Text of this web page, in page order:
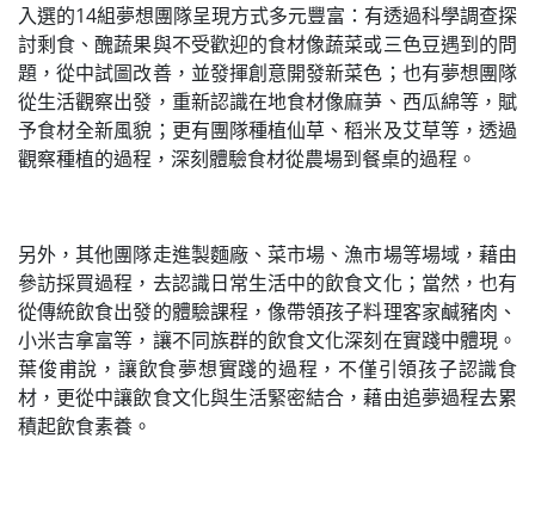
入選的14組夢想團隊呈現方式多元豐富：有透過科學調查探
討剩食、醜蔬果與不受歡迎的食材像蔬菜或三色豆遇到的問
題，從中試圖改善，並發揮創意開發新菜色；也有夢想團隊
從生活觀察出發，重新認識在地食材像麻芛、西瓜綿等，賦
予食材全新風貌；更有團隊種植仙草、稻米及艾草等，透過
觀察種植的過程，深刻體驗食材從農場到餐桌的過程。
另外，其他團隊走進製麵廠、菜市場、漁市場等場域，藉由
參訪採買過程，去認識日常生活中的飲食文化；當然，也有
從傳統飲食出發的體驗課程，像帶領孩子料理客家鹹豬肉、
小米吉拿富等，讓不同族群的飲食文化深刻在實踐中體現。
葉俊甫說，讓飲食夢想實踐的過程，不僅引領孩子認識食
材，更從中讓飲食文化與生活緊密結合，藉由追夢過程去累
積起飲食素養。